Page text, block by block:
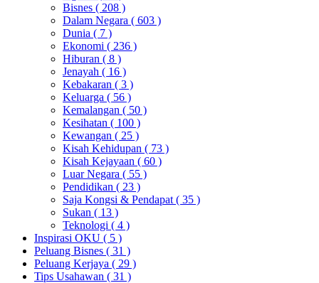
Bisnes ( 208 )
Dalam Negara ( 603 )
Dunia ( 7 )
Ekonomi ( 236 )
Hiburan ( 8 )
Jenayah ( 16 )
Kebakaran ( 3 )
Keluarga ( 56 )
Kemalangan ( 50 )
Kesihatan ( 100 )
Kewangan ( 25 )
Kisah Kehidupan ( 73 )
Kisah Kejayaan ( 60 )
Luar Negara ( 55 )
Pendidikan ( 23 )
Saja Kongsi & Pendapat ( 35 )
Sukan ( 13 )
Teknologi ( 4 )
Inspirasi OKU ( 5 )
Peluang Bisnes ( 31 )
Peluang Kerjaya ( 29 )
Tips Usahawan ( 31 )